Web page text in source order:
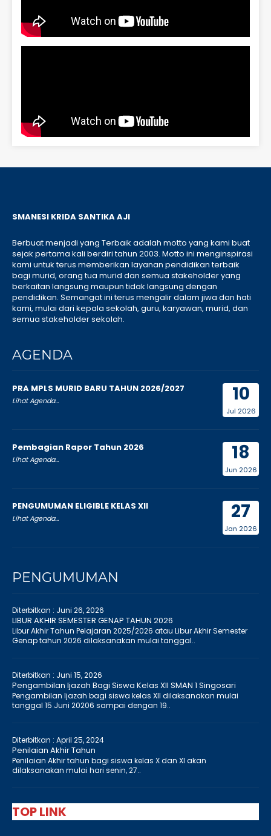
SMANESI KRIDA SANTIKA AJI
Berbuat menjadi yang Terbaik adalah motto yang kami buat
sejak pertama kali berdiri tahun 2003. Motto ini menginspirasi
kami untuk terus memberikan layanan pendidikan terbaik
bagi murid, orang tua murid dan semua stakeholder yang
berkaitan langsung maupun tidak langsung dengan
pendidikan. Semangat ini terus mengalir dalam jiwa dan hati
kami, mulai dari kepala sekolah, guru, karyawan, murid, dan
semua stakeholder sekolah.
AGENDA
10
Jul 2026
PRA MPLS MURID BARU TAHUN 2026/2027
Lihat Agenda...
18
Jun 2026
Pembagian Rapor Tahun 2026
Lihat Agenda...
27
Jan 2026
PENGUMUMAN ELIGIBLE KELAS XII
Lihat Agenda...
PENGUMUMAN
Diterbitkan : Juni 26, 2026
LIBUR AKHIR SEMESTER GENAP TAHUN 2026
Libur Akhir Tahun Pelajaran 2025/2026 atau Libur Akhir Semester
Genap tahun 2026 dilaksanakan mulai tanggal..
Diterbitkan : Juni 15, 2026
Pengambilan Ijazah Bagi Siswa Kelas XII SMAN 1 Singosari
Pengambilan Ijazah bagi siswa kelas XII dilaksanakan mulai
tanggal 15 Juni 20206 sampai dengan 19..
Diterbitkan : April 25, 2024
Penilaian Akhir Tahun
Penilaian Akhir tahun bagi siswa kelas X dan XI akan
dilaksanakan mulai hari senin, 27..
TOP LINK